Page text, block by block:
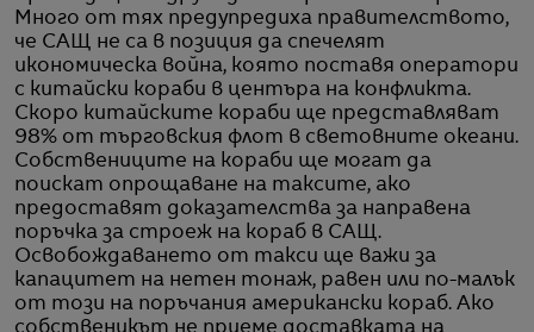
Много от тях предупредиха правителството,
че САЩ не са в позиция да спечелят
икономическа война, която поставя оператори
с китайски кораби в центъра на конфликта.
Скоро китайските кораби ще представляват
98% от търговския флот в световните океани.
Собствениците на кораби ще могат да
поискат опрощаване на таксите, ако
предоставят доказателства за направена
поръчка за строеж на кораб в САЩ.
Освобождаването от такси ще важи за
капацитет на нетен тонаж, равен или по-малък
от този на поръчания американски кораб. Ако
собственикът не приеме доставката на